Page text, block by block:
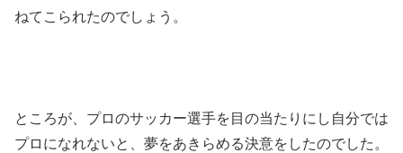
ねてこられたのでしょう。
ところが、プロのサッカー選手を目の当たりにし自分では
プロになれないと、夢をあきらめる決意をしたのでした。